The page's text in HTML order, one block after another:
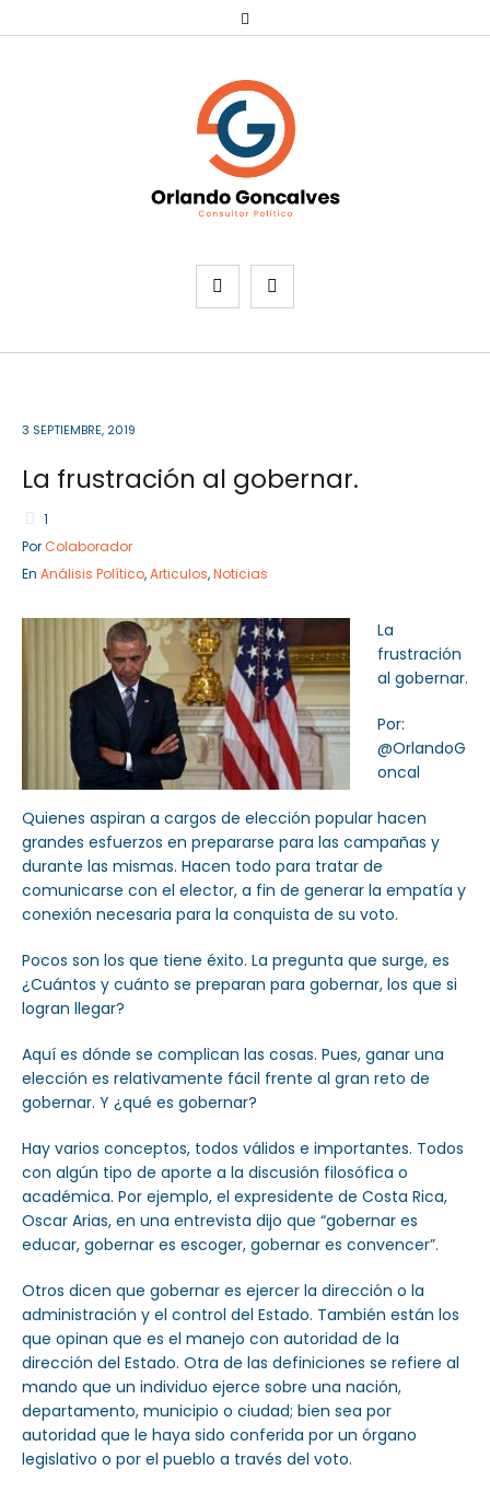
Servicios
3 SEPTIEMBRE, 2019
La frustración al gobernar.
1
Por Colaborador
En Análisis Político,Articulos,Noticias
La
frustración
al gobernar.
Por:
@OrlandoG
oncal
Quienes aspiran a cargos de elección popular hacen
grandes esfuerzos en prepararse para las campañas y
durante las mismas. Hacen todo para tratar de
comunicarse con el elector, a fin de generar la empatía y
conexión necesaria para la conquista de su voto.
Pocos son los que tiene éxito. La pregunta que surge, es
¿Cuántos y cuánto se preparan para gobernar, los que si
logran llegar?
Aquí es dónde se complican las cosas. Pues, ganar una
elección es relativamente fácil frente al gran reto de
gobernar. Y ¿qué es gobernar?
Hay varios conceptos, todos válidos e importantes. Todos
con algún tipo de aporte a la discusión filosófica o
académica. Por ejemplo, el expresidente de Costa Rica,
Oscar Arias, en una entrevista dijo que “gobernar es
educar, gobernar es escoger, gobernar es convencer”.
Otros dicen que gobernar es ejercer la dirección o la
administración y el control del Estado. También están los
que opinan que es el manejo con autoridad de la
dirección del Estado. Otra de las definiciones se refiere al
mando que un individuo ejerce sobre una nación,
departamento, municipio o ciudad; bien sea por
autoridad que le haya sido conferida por un órgano
legislativo o por el pueblo a través del voto.